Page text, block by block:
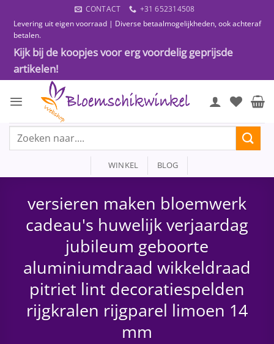
naar
inhoud
CONTACT
+31 652314508
Levering uit eigen voorraad | Diverse betaalmogelijkheden, ook achteraf
betalen.
Kijk bij de koopjes voor erg voordelig geprijsde
artikelen!
Zoeken
WINKEL BLOG
versieren maken bloemwerk
cadeau's huwelijk verjaardag
jubileum geboorte
aluminiumdraad wikkeldraad
pitriet lint decoratiespelden
rijgkralen rijgparel limoen 14
mm